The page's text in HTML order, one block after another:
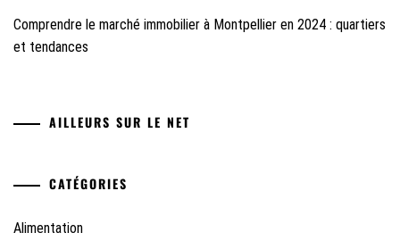
Comprendre le marché immobilier à Montpellier en 2024 : quartiers
et tendances
AILLEURS SUR LE NET
CATÉGORIES
Alimentation